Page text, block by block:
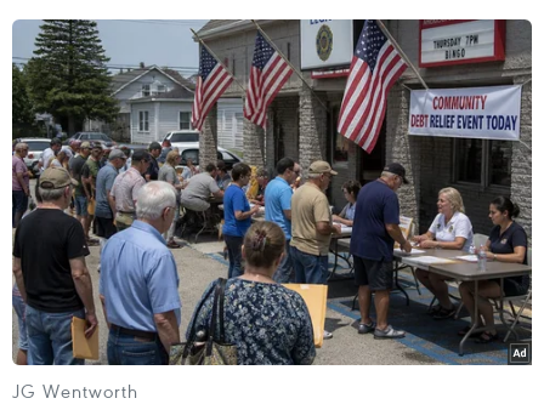
Nhật Bản xác nhận đã có 2 người được
chẩn đoán nhiễm virus corona
29/01/2020 14:54
Hai công dân Nhật Bản bị nhiễm virus corona gây bệnh
viêm phổi cấp sau khi trở về từ Vũ Hán, Trung Quốc trên
chiếc máy bay do Chính phủ thuê để sơ tán công dân.
JG Wentworth